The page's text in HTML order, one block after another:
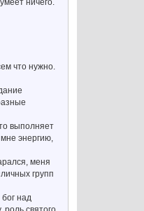
ничего.
что нужно.
выполняет
энергию,
меня
групп
над